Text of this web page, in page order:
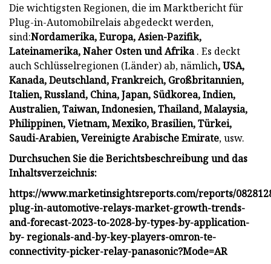
Die wichtigsten Regionen, die im Marktbericht für
Plug-in-Automobilrelais abgedeckt werden,
sind:Nordamerika, Europa, Asien-Pazifik,
Lateinamerika, Naher Osten und Afrika. Es deckt
auch Schlüsselregionen (Länder) ab, nämlich, USA,
Kanada, Deutschland, Frankreich, Großbritannien,
Italien, Russland, China, Japan, Südkorea, Indien,
Australien, Taiwan, Indonesien, Thailand, Malaysia,
Philippinen, Vietnam, Mexiko, Brasilien, Türkei,
Saudi-Arabien, Vereinigte Arabische Emirate, usw.
Durchsuchen Sie die Berichtsbeschreibung und das
Inhaltsverzeichnis:
https://www.marketinsightsreports.com/reports/
plug-in-automotive-relays-market-growth-trends-
and-forecast-2023-to-2028-by-types-by-application-
by- regionals-and-by-key-players-omron-te-
connectivity-picker-relay-panasonic?Mode=AR